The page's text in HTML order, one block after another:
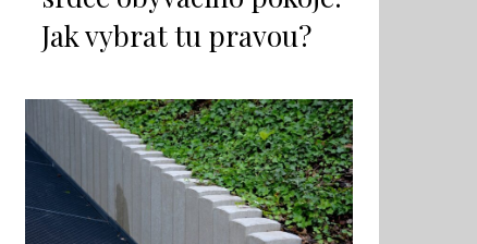
Jak vybrat tu pravou?